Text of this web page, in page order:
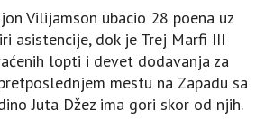
Vilijamson ubacio 28 poena uz
asistencije, dok je Trej Marfi III
lopti i devet dodavanja za
mestu na Zapadu sa
Juta Džez ima gori skor od njih.